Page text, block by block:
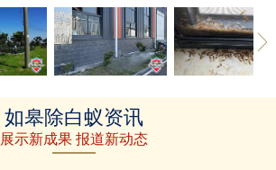
如皋建筑白
蚁防治
如皋家具防
如皋除白蚁资讯
展示新成果 报道新动态